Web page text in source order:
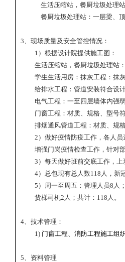
生活压缩站，餐厨垃圾处理站
餐厨垃圾处理站：一层梁、
3 、现场质量及安全管控情况：
1 ）根据设计院提供施工图：
生活压缩站，餐厨垃圾处理站
学生生活用房：抹灰工程：抹
给排水工程：管道安装符合设
电气工程：一至四层墙体内强
门窗工程：材质、规格、型号
排烟通风管道工程：材质、规
2 ）做好疫情防疫工作，各人
增强门岗疫情检查工作，针对
3 ）每天做好班前交底工作，
4）总包现有总人数118 人，新
5 ）周一至周五：管理人员8 人
货梯司机2 人；共计： 118 人。
4 、技术管理：
1) 门窗工程、消防工程施工组
5 、资料管理